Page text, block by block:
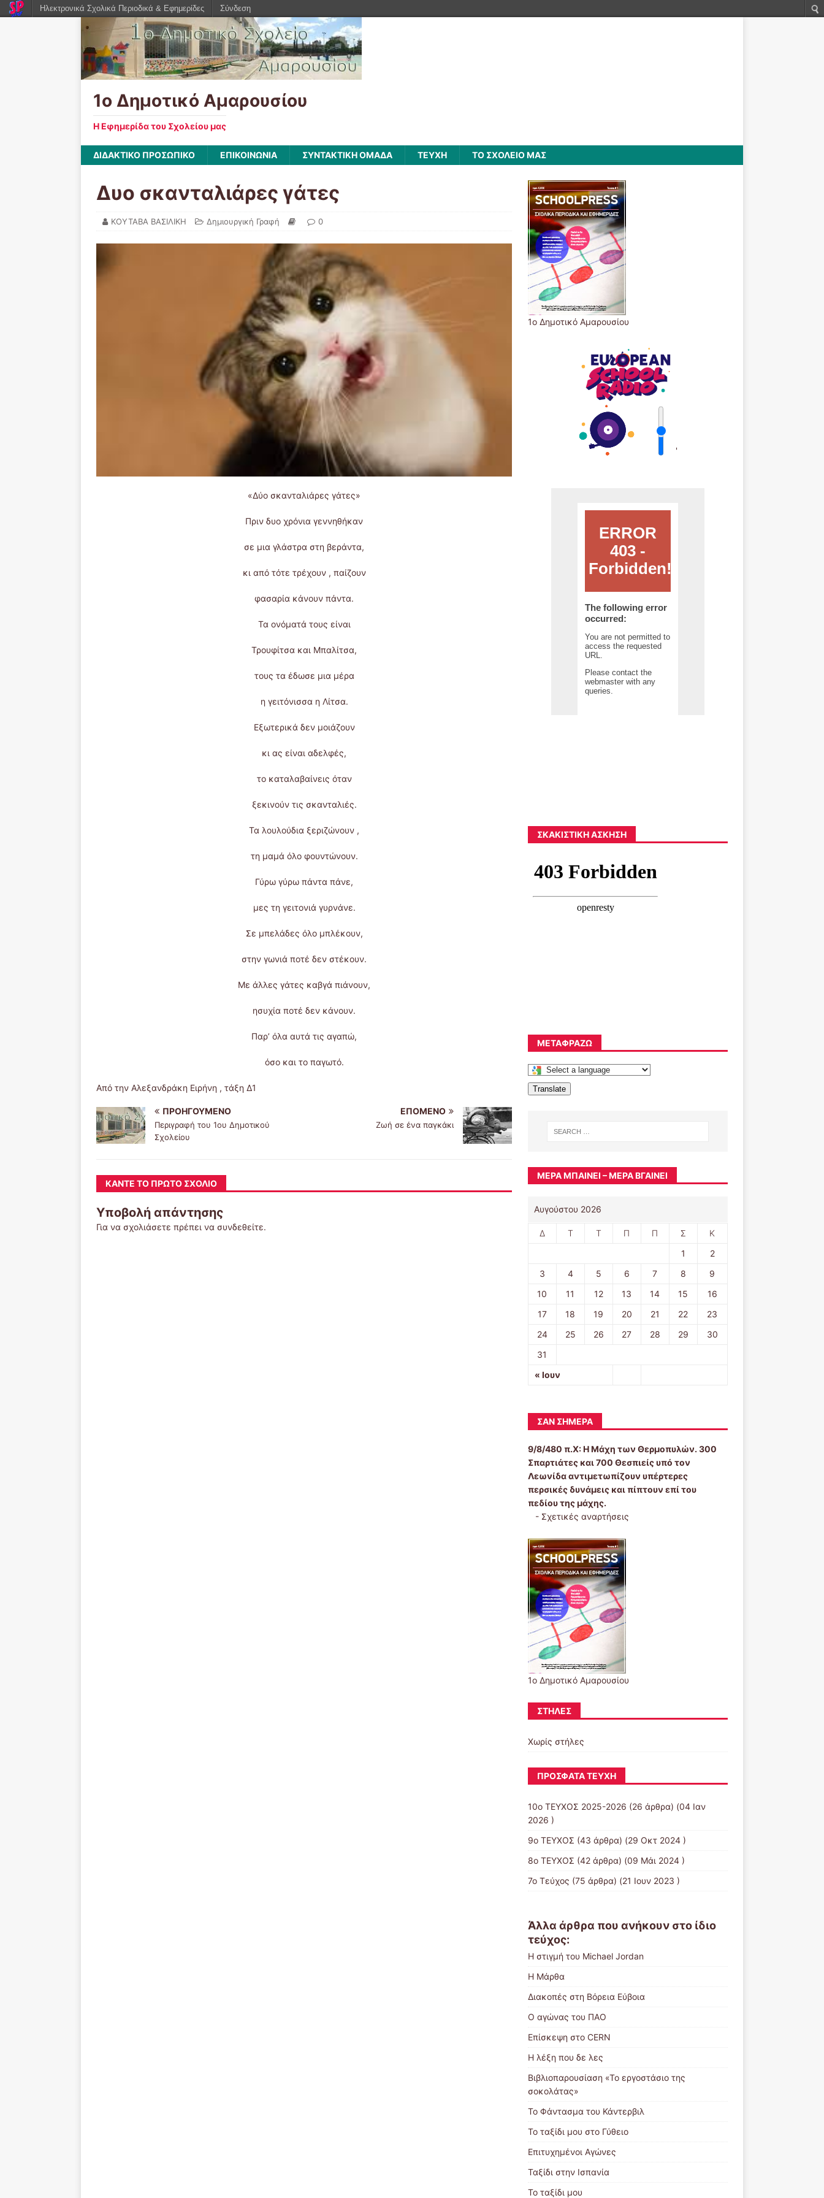
1ο Δημοτικό Αμαρουσίου
Η Εφημερίδα του Σχολείου μας
ΔΙΔΑΚΤΙΚΟ ΠΡΟΣΩΠΙΚΟ ΕΠΙΚΟΙΝΩΝΙΑ ΣΥΝΤΑΚΤΙΚΗ ΟΜΑΔΑ ΤΕΥΧΗ ΤΟ ΣΧΟΛΕΙΟ ΜΑΣ
Δυο σκανταλιάρες γάτες
ΚΟΥΤΑΒΑ ΒΑΣΙΛΙΚΗ Δημιουργική Γραφή 0
«Δύο σκανταλιάρες γάτες»
Πριν δυο χρόνια γεννηθήκαν
σε μια γλάστρα στη βεράντα,
κι από τότε τρέχουν , παίζουν
φασαρία κάνουν πάντα.
Τα ονόματά τους είναι
Τρουφίτσα και Μπαλίτσα,
τους τα έδωσε μια μέρα
η γειτόνισσα η Λίτσα.
Εξωτερικά δεν μοιάζουν
κι ας είναι αδελφές,
το καταλαβαίνεις όταν
ξεκινούν τις σκανταλιές.
Τα λουλούδια ξεριζώνουν ,
τη μαμά όλο φουντώνουν.
Γύρω γύρω πάντα πάνε,
μες τη γειτονιά γυρνάνε.
Σε μπελάδες όλο μπλέκουν,
στην γωνιά ποτέ δεν στέκουν.
Με άλλες γάτες καβγά πιάνουν,
ησυχία ποτέ δεν κάνουν.
Παρ’ όλα αυτά τις αγαπώ,
όσο και το παγωτό.
Από την Αλεξανδράκη Ειρήνη , τάξη Δ1
ΠΡΟΗΓΟΎΜΕΝΟ
Περιγραφή του 1ου Δημοτικού
Σχολείου
ΕΠΌΜΕΝΟ
Ζωή σε ένα παγκάκι
ΚΆΝΤΕ ΤΟ ΠΡΏΤΟ ΣΧΌΛΙΟ
Υποβολή απάντησης
Για να σχολιάσετε πρέπει να συνδεθείτε.
1ο Δημοτικό Αμαρουσίου
'
ΣΚΑΚΙΣΤΙΚΉ ΆΣΚΗΣΗ
ΜΕΤΑΦΡΆΖΩ
Translate
ΜΈΡΑ ΜΠΑΊΝΕΙ – ΜΈΡΑ ΒΓΑΊΝΕΙ
Αυγούστου 2026
Δ Τ Τ Π Π Σ Κ
« Ιουν
1
2
3
4 5 6 7 8
9
10
11 12 13 14 15
16
17
18 19 20 21 22
23
24
25 26 27 28 29
30
31
ΣΑΝ ΣΉΜΕΡΑ
9/8/480 π.Χ:Η Μάχη των Θερμοπυλών. 300
Σπαρτιάτες και 700 Θεσπιείς υπό τον
Λεωνίδα αντιμετωπίζουν υπέρτερες
περσικές δυνάμεις και πίπτουν επί του
πεδίου της μάχης.
- Σχετικές αναρτήσεις
1ο Δημοτικό Αμαρουσίου
ΣΤΉΛΕΣ
Χωρίς στήλες
ΠΡΌΣΦΑΤΑ ΤΕΎΧΗ
10o ΤΕΥΧΟΣ 2025-2026 (26 άρθρα) (04 Ιαν
2026 )
9ο ΤΕΥΧΟΣ (43 άρθρα) (29 Οκτ 2024 )
8ο ΤΕΥΧΟΣ (42 άρθρα) (09 Μάι 2024 )
7ο Τεύχος (75 άρθρα) (21 Ιουν 2023 )
Άλλα άρθρα που ανήκουν στο ίδιο
τεύχος:
Η στιγμή του Michael Jordan
Η Μάρθα
Διακοπές στη Βόρεια Εύβοια
Ο αγώνας του ΠΑΟ
Επίσκεψη στο CERN
Η λέξη που δε λες
Βιβλιοπαρουσίαση «Το εργοστάσιο της
σοκολάτας»
Το Φάντασμα του Κάντερβιλ
Το ταξίδι μου στο Γύθειο
Επιτυχημένοι Αγώνες
Ταξίδι στην Ισπανία
Το ταξίδι μου
Ηλεκτρονικά Σχολικά Περιοδικά & Εφημερίδες Σύνδεση